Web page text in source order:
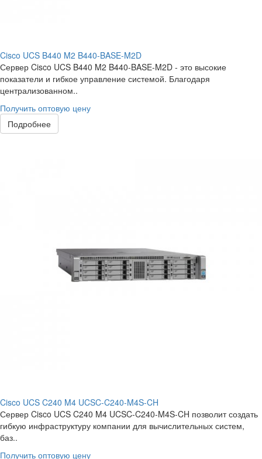
Cisco UCS B440 M2 B440-BASE-M2D
Сервер Cisco UCS B440 M2 B440-BASE-M2D - это высокие
показатели и гибкое управление системой. Благодаря
централизованном..
Получить оптовую цену
Подробнее
Cisco UCS C240 M4 UCSC-C240-M4S-CH
Сервер Cisco UCS C240 M4 UCSC-C240-M4S-CH позволит создать
гибкую инфраструктуру компании для вычислительных систем,
баз..
Получить оптовую цену